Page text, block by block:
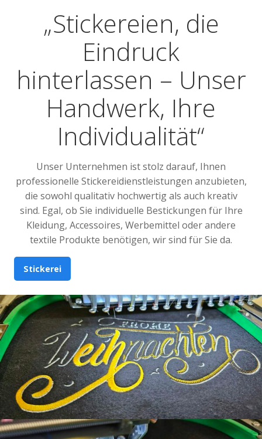
„Stickereien, die
Eindruck
hinterlassen – Unser
Handwerk, Ihre
Individualität“
Unser Unternehmen ist stolz darauf, Ihnen
professionelle Stickereidienstleistungen anzubieten,
die sowohl qualitativ hochwertig als auch kreativ
sind. Egal, ob Sie individuelle Bestickungen für Ihre
Kleidung, Accessoires, Werbemittel oder andere
textile Produkte benötigen, wir sind für Sie da.
Stickerei